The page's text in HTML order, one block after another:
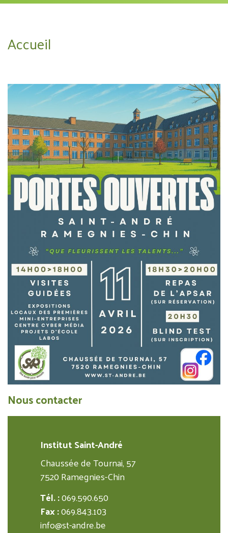
Accueil
Nous contacter
Institut Saint-André
Chaussée de Tournai, 57
7520 Ramegnies-Chin
Tél. :069.590.650
Fax :069.843.103
info@st-andre.be